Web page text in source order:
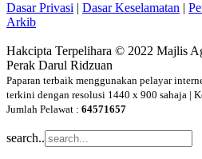
Dasar Privasi Dasar Keselamatan
Arkib
Hakcipta Terpelihara © 2022 Majlis
Perak Darul Ridzuan
Paparan terbaik menggunakan pelayar
terkini dengan resolusi 1440 x 900 sahaja |
Jumlah Pelawat : 64571657
search..